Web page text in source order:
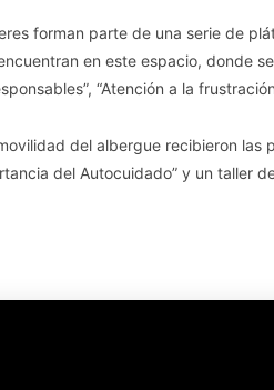
forman parte de una serie de
en este espacio, donde
“Atención a la
del albergue recibieron las
del Autocuidado” y un taller